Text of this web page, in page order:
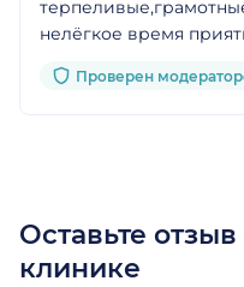
нелёгкое время
относятся к своим
работе. Ещё раз,
Проверен
Оставьте
клинике